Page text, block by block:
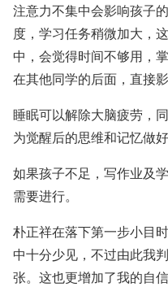
注意力不集中会影响孩子
度，学习任务稍微加大，
中，会觉得时间不够用，
在其他同学的后面，直接
睡眠可以解除大脑疲劳，
为觉醒后的思维和记忆做好
如果孩子不足，写作业及
需要进行。
朴正祥在落下第一步小目
中十分少见，不过由此我
张。这也更增加了我的自信